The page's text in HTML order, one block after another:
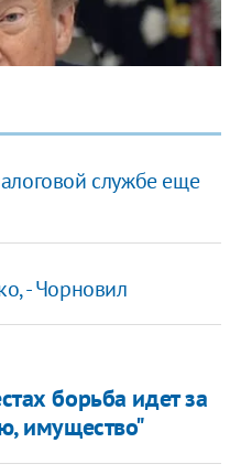
службе еще
- Чорновил
борьба идет за
имущество"